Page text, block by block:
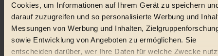
Cookies, um Informationen auf Ihrem Gerät zu speichern
darauf zuzugreifen und so personalisierte Werbung und
Messungen von Werbung und Inhalten,
sowie Entwicklung von Angeboten zu ermöglichen. Sie
entscheiden darüber, wer Ihre Daten für welche Zwecke
Jetzt eintragen: